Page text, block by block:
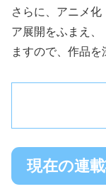
さらに、アニメ
ア展開をふまえ、
ますので、作品を
現在の連